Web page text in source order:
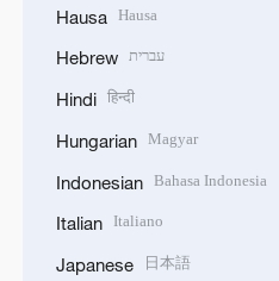
Hausa Hausa
Hebrew עברית
Hindi हिन्दी
Hungarian Magyar
Indonesian Bahasa Indonesia
Italian Italiano
Japanese 日本語